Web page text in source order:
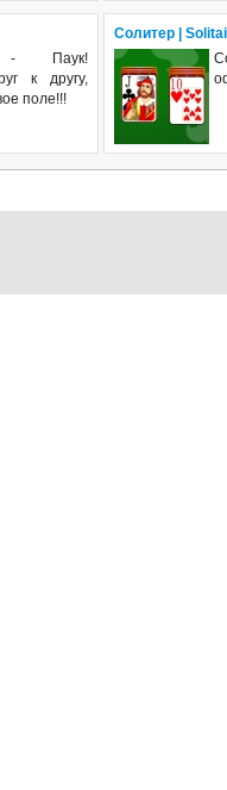
- Паук!
к другу,
поле!!!
Солитер |